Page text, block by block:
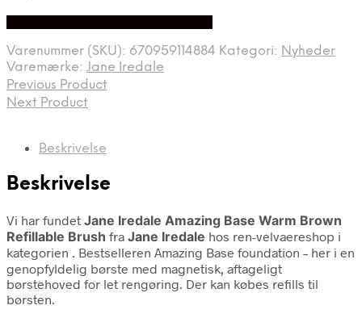
Varenummer (SKU): 670959114884 Kategori: Nyheder
Varemærke: Jane Iredale
Previous Product
Next Product
Beskrivelse
Beskrivelse
Vi har fundet Jane Iredale Amazing Base Warm Brown
Refillable Brush fra Jane Iredale hos ren-velvaereshop i
kategorien . Bestselleren Amazing Base foundation – her i en
genopfyldelig børste med magnetisk, aftageligt
børstehoved for let rengøring. Der kan købes refills til
børsten.